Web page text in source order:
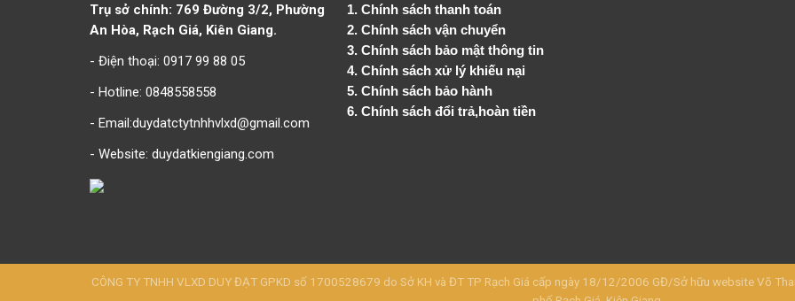
Trụ sở chính: 769 Đường 3/2, Phường
An Hòa, Rạch Giá, Kiên Giang.
- Điện thoại: 0917 99 88 05
- Hotline: 0848558558
- Email:duydatctytnhhvlxd@gmail.com
- Website: duydatkiengiang.com
1.Chính sách thanh toán
2.Chính sách vận chuyển
3. Chính sách bảo mật thông tin
4.Chính sách xử lý khiếu nại
5.Chính sách bảo hành
6.Chính sách đổi trả,hoàn tiền
CÔNG TY TNHH VLXD DUY ĐẠT GPKD số 1700528679 do Sở KH và ĐT TP Rạch Giá cấp ngày 18/12/2006 GĐ/Sở hữu website Võ